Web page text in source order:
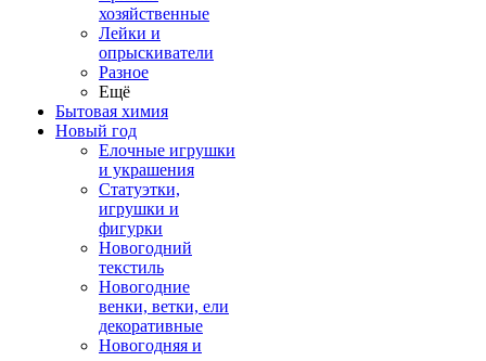
хозяйственные
Лейки и
опрыскиватели
Разное
Ещё
Бытовая химия
Новый год
Елочные игрушки
и украшения
Статуэтки,
игрушки и
фигурки
Новогодний
текстиль
Новогодние
венки, ветки, ели
декоративные
Новогодняя и